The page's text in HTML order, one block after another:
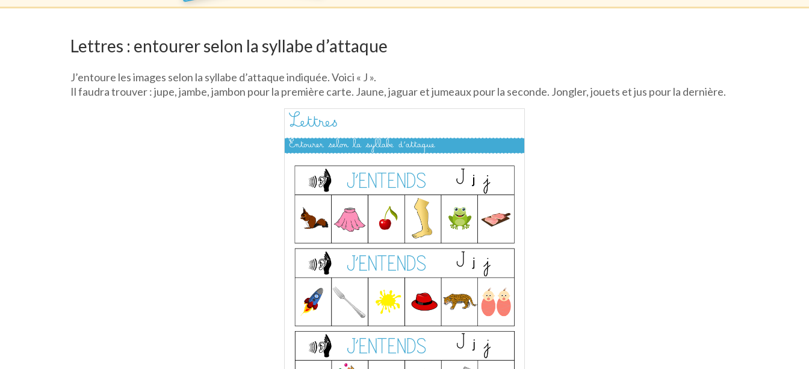
Lettres : entourer selon la syllabe d’attaque
J’entoure les images selon la syllabe d’attaque indiquée. Voici « J ».
Il faudra trouver : jupe, jambe, jambon pour la première carte. Jaune, jaguar et jumeaux pour la seconde. Jongler, jouets et jus pour la dernière.